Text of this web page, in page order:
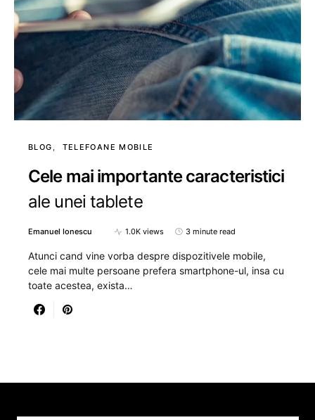
BLOG TELEFOANE MOBILE
Cele mai importante caracteristici
ale unei tablete
Emanuel Ionescu 1.0K views 3 minute read
Atunci cand vine vorba despre dispozitivele mobile,
cele mai multe persoane prefera smartphone-ul, insa cu
toate acestea, exista…